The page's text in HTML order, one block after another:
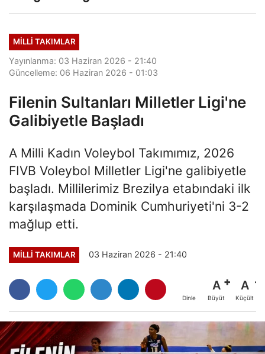
MILLI TAKIMLAR
Yayınlanma: 03 Haziran 2026 - 21:40
Güncelleme: 06 Haziran 2026 - 01:03
Filenin Sultanları Milletler Ligi'ne
Galibiyetle Başladı
A Milli Kadın Voleybol Takımımız, 2026
FIVB Voleybol Milletler Ligi'ne galibiyetle
başladı. Millilerimiz Brezilya etabındaki ilk
karşılaşmada Dominik Cumhuriyeti'ni 3-2
mağlup etti.
MILLI TAKIMLAR 03 Haziran 2026 - 21:40
Dinle
A
Büyüt
A
Küçült